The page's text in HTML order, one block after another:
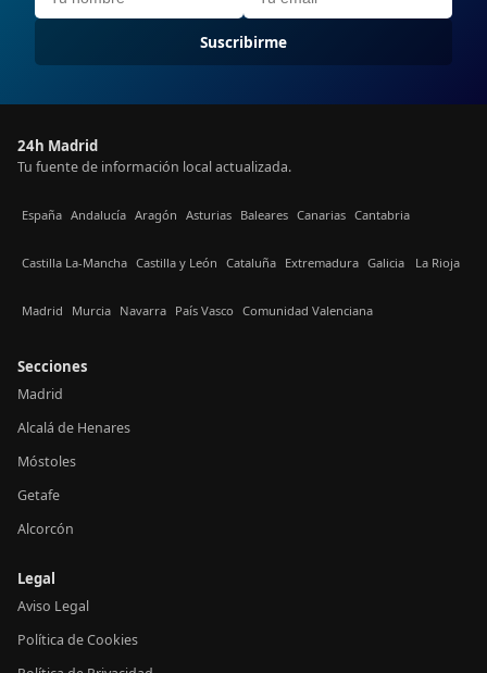
Suscribirme
24h Madrid
Tu fuente de información local actualizada.
España Andalucía Aragón Asturias Baleares Canarias Cantabria
Castilla La-Mancha Castilla y León Cataluña Extremadura Galicia La Rioja
Madrid Murcia Navarra País Vasco Comunidad Valenciana
Secciones
Madrid
Alcalá de Henares
Móstoles
Getafe
Alcorcón
Legal
Aviso Legal
Política de Cookies